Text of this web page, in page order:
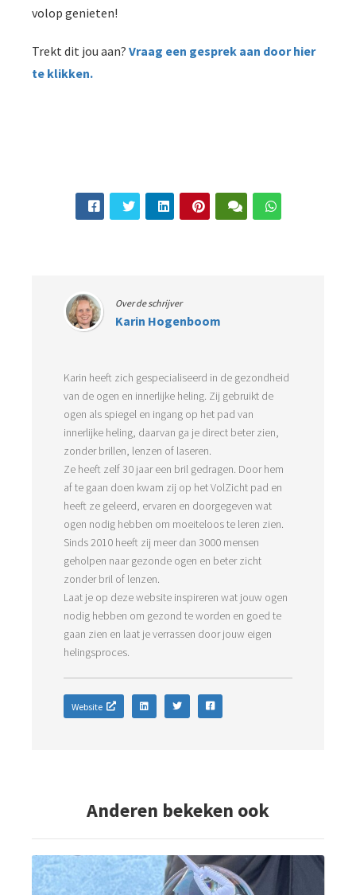
volop genieten!
Trekt dit jou aan? Vraag een gesprek aan door hier
te klikken.
Over de schrijver
Karin Hogenboom
Karin heeft zich gespecialiseerd in de gezondheid
van de ogen en innerlijke heling. Zij gebruikt de
ogen als spiegel en ingang op het pad van
innerlijke heling, daarvan ga je direct beter zien,
zonder brillen, lenzen of laseren.
Ze heeft zelf 30 jaar een bril gedragen. Door hem
af te gaan doen kwam zij op het VolZicht pad en
heeft ze geleerd, ervaren en doorgegeven wat
ogen nodig hebben om moeiteloos te leren zien.
Sinds 2010 heeft zij meer dan 3000 mensen
geholpen naar gezonde ogen en beter zicht
zonder bril of lenzen.
Laat je op deze website inspireren wat jouw ogen
nodig hebben om gezond te worden en goed te
gaan zien en laat je verrassen door jouw eigen
helingsproces.
Website
Anderen bekeken ook